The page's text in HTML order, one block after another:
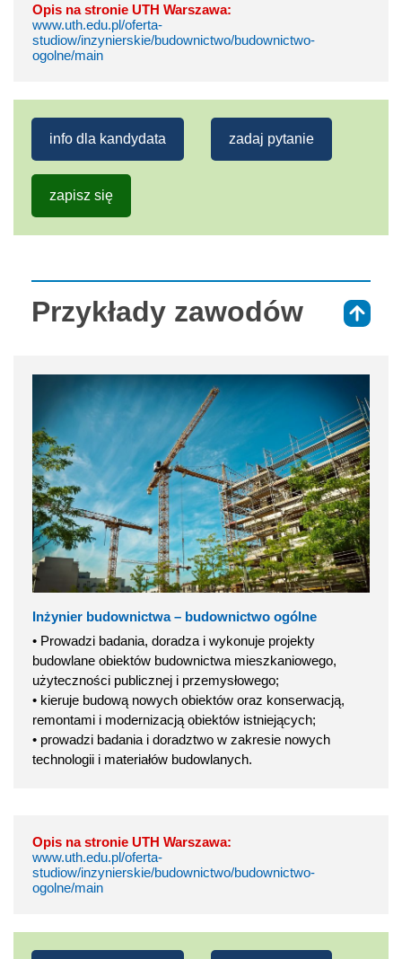
Opis na stronie UTH Warszawa:
www.uth.edu.pl/oferta-
studiow/inzynierskie/budownictwo/budownictwo-
ogolne/main
info dla kandydata zadaj pytanie
zapisz się
Przykłady zawodów
Inżynier budownictwa – budownictwo ogólne
• Prowadzi badania, doradza i wykonuje projekty
budowlane obiektów budownictwa mieszkaniowego,
użyteczności publicznej i przemysłowego;
• kieruje budową nowych obiektów oraz konserwacją,
remontami i modernizacją obiektów istniejących;
• prowadzi badania i doradztwo w zakresie nowych
technologii i materiałów budowlanych.
Opis na stronie UTH Warszawa:
www.uth.edu.pl/oferta-
studiow/inzynierskie/budownictwo/budownictwo-
ogolne/main